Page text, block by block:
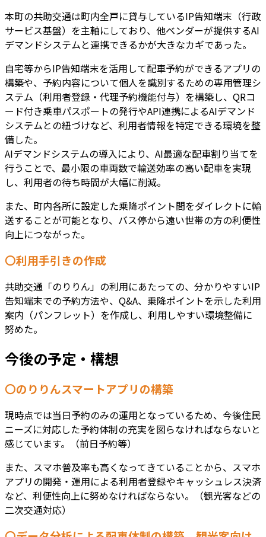
本町の共助交通は町内全戸に貸与しているIP告知端末（行政
サービス基盤）を主軸にしており、他ベンダーが提供するAI
デマンドシステムと連携できるかが大きなカギであった。
自宅等からIP告知端末を活用して配車予約ができるアプリの
構築や、予約内容について個人を識別するための専用管理シ
ステム（利用者登録・代理予約機能付与）を構築し、QRコ
ード付き乗車パスポートの発行やAPI連携によるAIデマンド
システムとの紐づけなど、利用者情報を特定できる環境を整
備した。
AIデマンドシステムの導入により、AI最適な配車割り当てを
行うことで、最小限の車両数で輸送効率の高い配車を実現
し、利用者の待ち時間が大幅に削減。
また、町内各所に設定した乗降ポイント間をダイレクトに輸
送することが可能となり、バス停から遠い世帯の方の利便性
向上につながった。
〇利用手引きの作成
共助交通「のりりん」の利用にあたっての、分かりやすいIP
告知端末での予約方法や、Q&A、乗降ポイントを示した利用
案内（パンフレット）を作成し、利用しやすい環境整備に
努めた。
今後の予定・構想
〇のりりんスマートアプリの構築
現時点では当日予約のみの運用となっているため、今後住民
ニーズに対応した予約体制の充実を図らなければならないと
感じています。（前日予約等）
また、スマホ普及率も高くなってきていることから、スマホ
アプリの開発・運用による利用者登録やキャッシュレス決済
など、利便性向上に努めなければならない。（観光客などの
二次交通対応）